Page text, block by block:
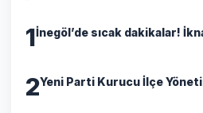
1İnegöl’de sıcak dakikalar!
2Yeni Parti Kurucu İlçe